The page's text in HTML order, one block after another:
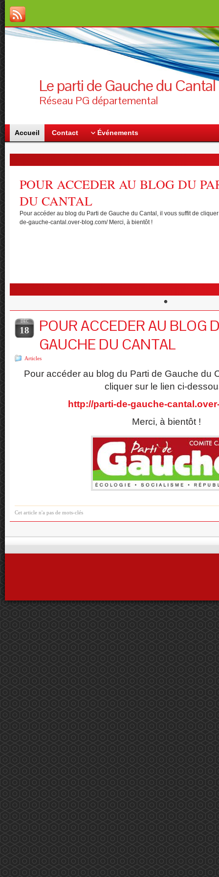
Le parti de Gauche du
Réseau PG départemental
Accueil Contact Événements
POUR ACCEDER AU BLOG DU
DU CANTAL
Pour accéder au blog du Parti de Gauche du Cantal, il vous suffit de
de-gauche-cantal.over-blog.com/ Merci, à bientôt !
DÉC
18
POUR ACCEDER AU BLOG
GAUCHE DU CANTAL
Articles
Pour accéder au blog du Parti de Gauche du
cliquer sur le lien ci-
http://parti-de-gauche-
Merci, à bientôt !
Cet article n'a pas de mots-clés